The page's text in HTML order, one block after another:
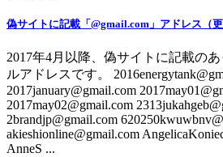
偽サイトに記載「@gmail.com」アドレス（更
2017年4月以降、偽サイトに記載の
ルアドレスです。
2017january@gmail.com
2017may02@gmail.com
2brandjp@gmail.com
akieshionline@gmail.com
AnneS ...